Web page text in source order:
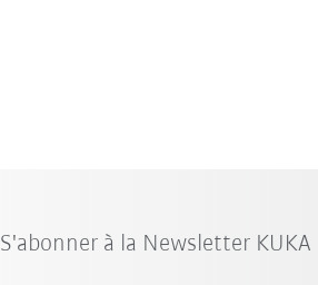
S'abonner à la Newsletter KUKA